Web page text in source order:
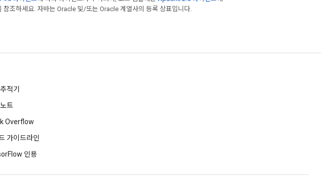
참조하세요. 자바는 Oracle 및/또는 Oracle 계열사의 등록 상표입니다.
적기
트
Overflow
가이드라인
인용